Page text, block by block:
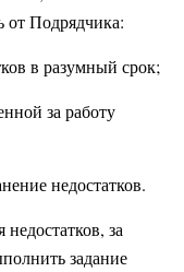
от Подрядчика:
в разумный срок;
за работу
недостатков.
за
задание